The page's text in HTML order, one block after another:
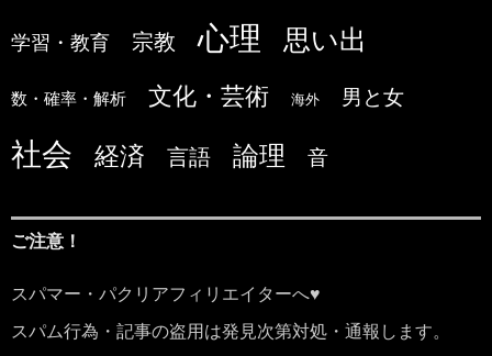
学習・教育 宗教 心理 思い出
数・確率・解析 文化・芸術 海外 男と女
社会 経済 言語 論理 音
ご注意！
スパマー・パクリアフィリエイターへ♥
スパム行為・記事の盗用は発見次第対処・通報します。